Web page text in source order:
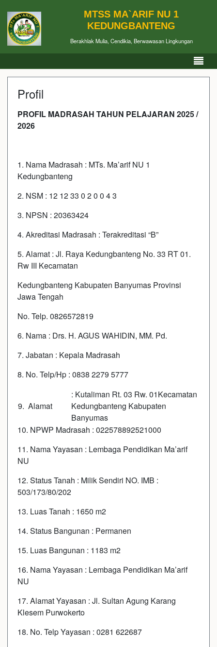
MTSS MA`ARIF NU 1
KEDUNGBANTENG
Berakhlak Mulia, Cendikia, Berwawasan Lingkungan
Profil
PROFIL MADRASAH TAHUN PELAJARAN 2025 /
2026
1. Nama Madrasah : MTs. Ma’arif NU 1
Kedungbanteng
2. NSM : 12 12 33 0 2 0 0 4 3
3. NPSN : 20363424
4. Akreditasi Madrasah : Terakreditasi “B”
5. Alamat : Jl. Raya Kedungbanteng No. 33 RT 01.
Rw III Kecamatan
Kedungbanteng Kabupaten Banyumas Provinsi
Jawa Tengah
No. Telp. 0826572819
6. Nama : Drs. H. AGUS WAHIDIN, MM. Pd.
7. Jabatan : Kepala Madrasah
8. No. Telp/Hp : 0838 2279 5777
9. Alamat
: Kutaliman Rt. 03 Rw. 01Kecamatan
Kedungbanteng Kabupaten
Banyumas
10. NPWP Madrasah : 022578892521000
11. Nama Yayasan : Lembaga Pendidikan Ma’arif
NU
12. Status Tanah : Milik Sendiri NO. IMB :
503/173/80/202
13. Luas Tanah : 1650 m2
14. Status Bangunan : Permanen
15. Luas Bangunan : 1183 m2
16. Nama Yayasan : Lembaga Pendidikan Ma’arif
NU
17. Alamat Yayasan : Jl. Sultan Agung Karang
Klesem Purwokerto
18. No. Telp Yayasan : 0281 622687